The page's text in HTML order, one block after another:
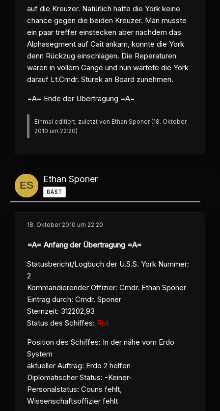
auf die Kreuzer. Natürlich hatte die York keine
chance gegen die beiden Kreuzer. Man musste
ein paar treffer einstecken aber nachdem das
Alphasegment auf Cait ankam, konnte die York
denn Rückzug einschlagen. Die Reperaturen
waren in vollem Gange und nun wartete die York
darauf Lt.Cmdr. Sturek an Board zunehmen.
=A= Ende der Übertragung =A=
Einmal editiert, zuletzt von Ethan Sponer (18. Oktober
2010 um 22:20)
Ethan Sponer
GAST
18. Oktober 2010 um 22:20
=A= Anfang der Übertragung =A=
Statusbericht/Logbuch der U.S.S. York Nummer:
2
Kommandierender Offizier: Cmdr. Ethan Sponer
Eintrag durch: Cmdr. Sponer
Sternzeit: 312202,93
Status des Schiffes: Rot
Position des Schiffes: In der nähe vom Erdo
System
aktueller Auftrag: Erdo 2 helfen
Diplomatischer Status: -Keiner-
Personalstatus: Couns fehlt,
Wissenschaftsoffizier fehlt